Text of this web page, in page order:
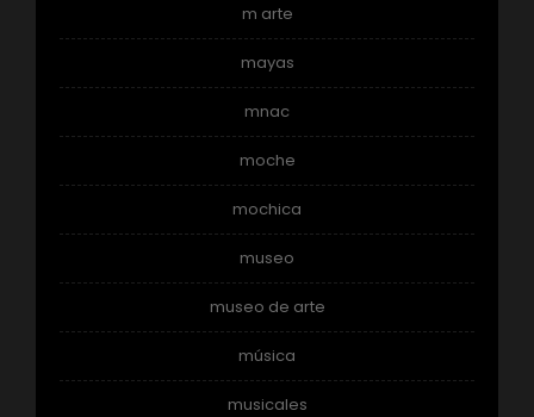
m arte
mayas
mnac
moche
mochica
museo
museo de arte
música
musicales